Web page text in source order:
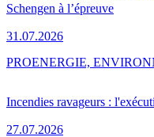
Schengen à l’épreuve
31.07.2026
Incendies ravageurs :
27.07.2026
PROENERGIE,